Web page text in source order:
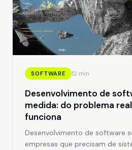
SOFTWARE 12 min
Desenvolvimento de
medida: do problema
funciona
Desenvolvimento de software
empresas que precisam de